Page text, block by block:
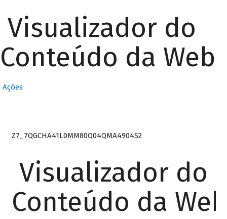
Visualizador do
Conteúdo da Web
Ações
Z7_7QGCHA41L0MM80Q04QMA4904S2
Visualizador do
Conteúdo da Web